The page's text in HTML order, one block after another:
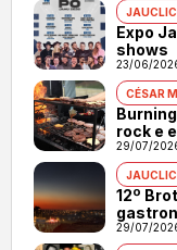
Expo
shows
23/06/
CÉSAR
rock e
29/07/
12º
29/07/